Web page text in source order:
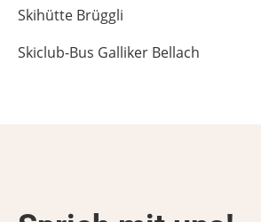
Skihütte Brüggli
Skiclub-Bus Galliker Bellach